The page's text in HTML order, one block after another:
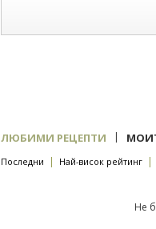
ЛЮБИМИ РЕЦЕПТИ |
Последни | Най-висок рейтинг |
Не